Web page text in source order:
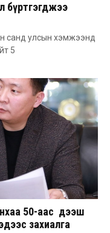
бүртгэгджээ
санд улсын хэмжээнд
5
50-аас дээш
захиалга